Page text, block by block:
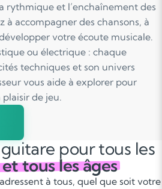
rythmique et l’enchaînement des
à accompagner des chansons, à
votre écoute musicale.
ou électrique : chaque
techniques et son univers
vous aide à explorer pour
de jeu.
pour tous les
tous les âges
à tous, quel que soit votre